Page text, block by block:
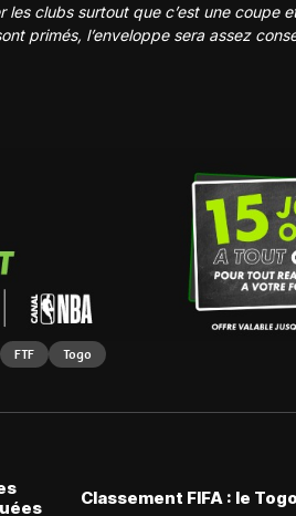
clubs surtout que c’est une coupe
primés, l’enveloppe sera assez
FTF Togo
Classement FIFA : le